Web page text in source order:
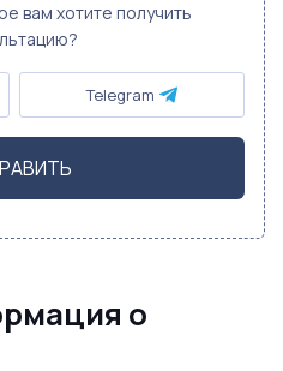
вам хотите получить
Telegram
о